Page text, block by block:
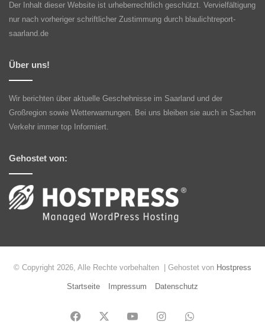
Der Inhalt dieser Website ist urheberrechtlich geschützt. Vervielfältigung
nur nach vorheriger schriftlicher Zustimmung durch blaulichtreport-
saarland.de
Über uns!
Wir berichten über aktuelle Geschehnisse im Saarland und der
Großregion sowie Wetterwarnungen. Bei uns bleiben sie auch in Sachen
Verkehr immer top Informiert.
Gehostet von:
© Copyright 2026, Alle Rechte vorbehalten | Gehostet von Hostpress
Startseite Impressum Datenschutz
Facebook YouTubeInstagramWhatsApp